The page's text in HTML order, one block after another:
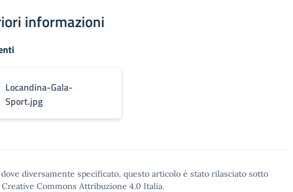
informazioni
Locandina-Gala-
Sport.jpg
diversamente specificato, questo articolo è stato rilasciato sotto
Creative Commons Attribuzione 4.0 Italia.